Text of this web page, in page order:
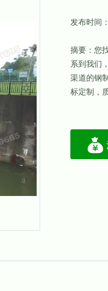
发布时间
摘要：您
系到我们
渠道的钢
标定制，